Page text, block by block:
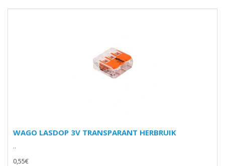
WAGO LASDOP 3V TRANSPARANT HERBRUIK
..
0,55€